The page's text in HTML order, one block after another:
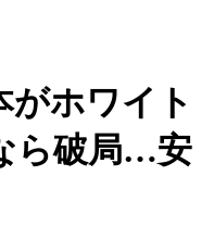
がホワイト
ら破局…安